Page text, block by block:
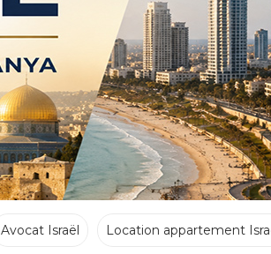
Avocat Israël Location appartement